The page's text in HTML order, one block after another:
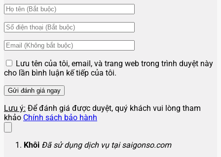
Lưu tên của tôi, email, và trang web trong trình duyệt này
cho lần bình luận kế tiếp của tôi.
Lưu ý: Để đánh giá được duyệt, quý khách vui lòng tham
khảo Chính sách bảo hành
Khôi Đã sử dụng dịch vụ tại saigonso.com